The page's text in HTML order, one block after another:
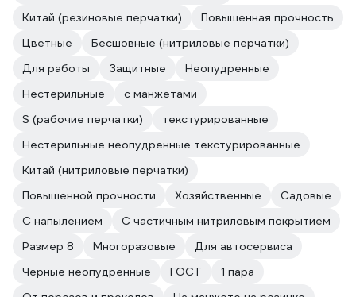
Китай (резиновые перчатки)
Повышенная прочность
Цветные
Бесшовные (нитриловые перчатки)
Для работы
Защитные
Неопудренные
Нестерильные
с манжетами
S (рабочие перчатки)
текстурированные
Нестерильные неопудренные текстурированные
Китай (нитриловые перчатки)
Повышенной прочности
Хозяйственные
Садовые
С напылением
С частичным нитриловым покрытием
Размер 8
Многоразовые
Для автосервиса
Черные неопудренные
ГОСТ
1 пара